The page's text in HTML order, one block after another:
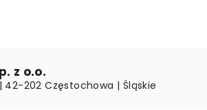
z o.o.
42-202 Częstochowa | Śląskie